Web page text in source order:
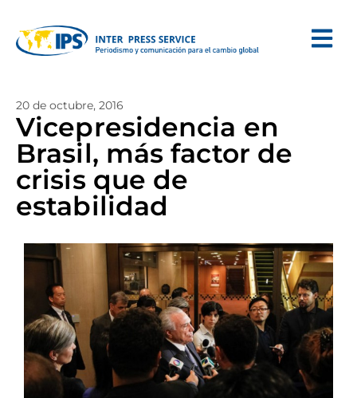
20 de octubre, 2016
Vicepresidencia en
Brasil, más factor de
crisis que de
estabilidad